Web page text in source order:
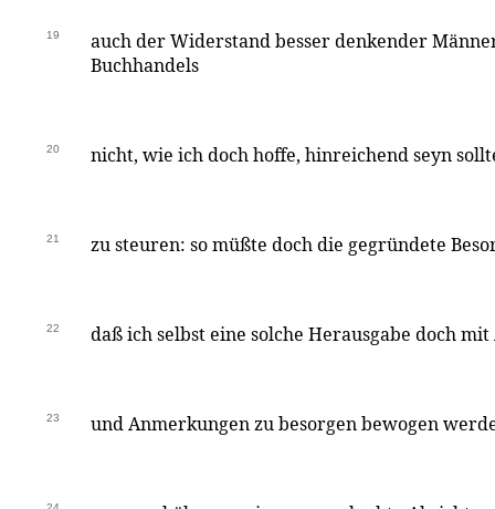
19
auch der Widerstand besser denkender
Buchhandels
20 nicht, wie ich doch hoffe, hinreichend seyn
21 zu steuren: so müßte doch die gegründete
22 daß ich selbst eine solche Herausgabe doch
23 und Anmerkungen zu besorgen bewogen